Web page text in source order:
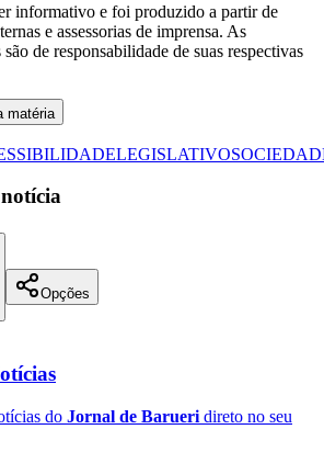
informativo e foi produzido a partir de
e assessorias de imprensa. As
de responsabilidade de suas respectivas
matéria
LEGISLATIVO
Opções
do Jornal de Barueri direto no seu